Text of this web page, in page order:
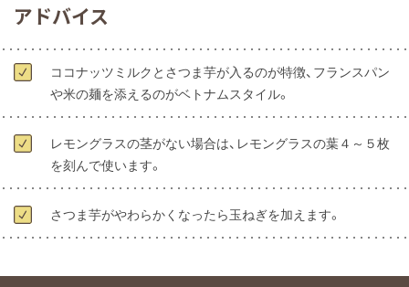
アドバイス
ココナッツミルクとさつま芋が入るのが特徴、フランスパン
や米の麺を添えるのがベトナムスタイル。
レモングラスの茎がない場合は、レモングラスの葉４～５枚
を刻んで使います。
さつま芋がやわらかくなったら玉ねぎを加えます。